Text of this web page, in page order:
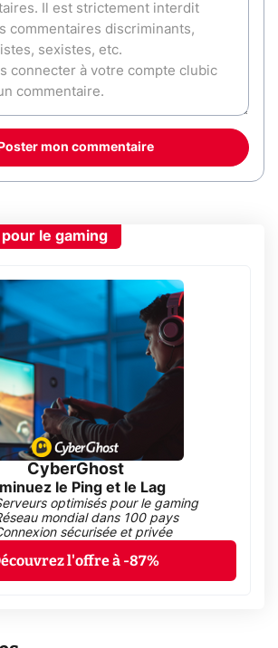
Poster mon commentaire
pour le gaming
CyberGhost
le Ping et le Lag
optimisés pour le gaming
mondial dans 100 pays
sécurisée et privée
l'offre à -87%